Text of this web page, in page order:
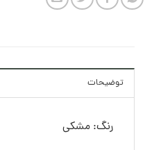
توضیحات
رنگ: مشکی